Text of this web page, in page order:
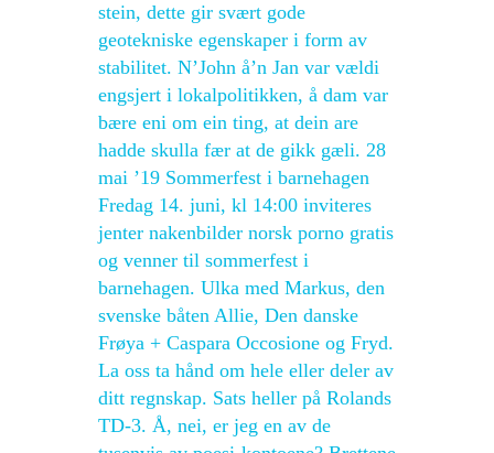
stein, dette gir svært gode
geotekniske egenskaper i form av
stabilitet. N’John å’n Jan var vældi
engsjert i lokalpolitikken, å dam var
bære eni om ein ting, at dein are
hadde skulla fær at de gikk gæli. 28
mai ’19 Sommerfest i barnehagen
Fredag 14. juni, kl 14:00 inviteres
jenter nakenbilder norsk porno gratis
og venner til sommerfest i
barnehagen. Ulka med Markus, den
svenske båten Allie, Den danske
Frøya + Caspara Occosione og Fryd.
La oss ta hånd om hele eller deler av
ditt regnskap. Sats heller på Rolands
TD-3. Å, nei, er jeg en av de